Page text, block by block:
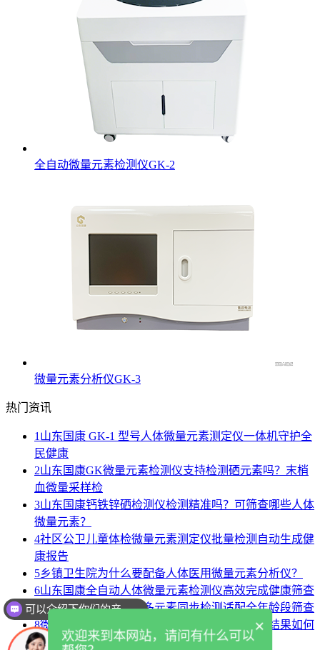
全自动微量元素检测仪GK-2
微量元素分析仪GK-3
热门资讯
1 山东国康 GK-1 型号人体微量元素测定仪一体机守护全
民健康
2山东国康GK微量元素检测仪支持检测硒元素吗？末梢
血微量采样检
3山东国康钙铁锌硒检测仪检测精准吗？可筛查哪些人体
微量元素？
4社区公卫儿童体检微量元素测定仪批量检测自动生成健
康报告
5乡镇卫生院为什么要配备人体医用微量元素分析仪？
6山东国康全自动人体微量元素检测仪高效完成健康筛查
7人体微量元素分析仪多元素同步检测适配全年龄段筛查
8微量元素异常怎么办？看微量元素测定仪检测结果如何
调理？
可以介绍下你们的产品么
×
欢迎来到本网站，请问有什么可以